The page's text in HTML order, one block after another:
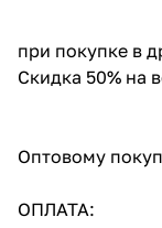
при покупке в
Скидка 50% на
Оптовому
ОПЛАТА: